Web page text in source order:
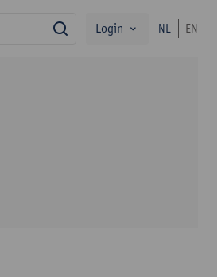
zoekLogin NL EN